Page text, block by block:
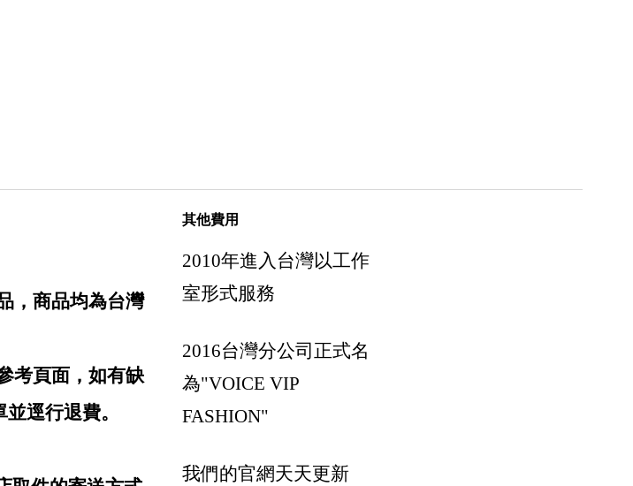
Hermes
Hogan
Inuikii 瑞士健足護脊 手工時尚鞋
，商品均為台灣
考頁面，如有缺
逕行退費。
其他費用
2010年進入台灣以工作
室形式服務
2016台灣分公司正式名
為"VOICE VIP
FASHION"
我們的官網天天更新